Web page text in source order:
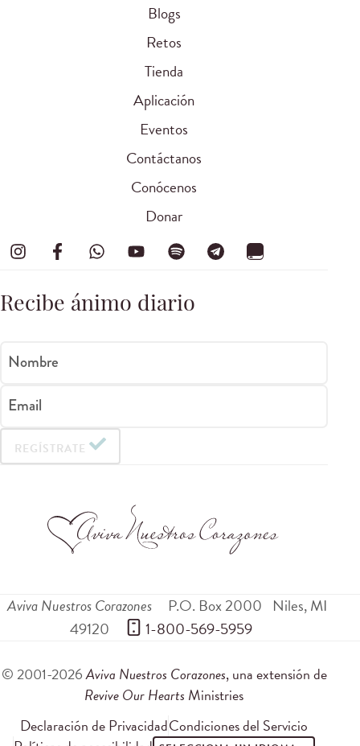
Blogs
Retos
Tienda
Aplicación
Eventos
Contáctanos
Conócenos
Donar
Recibe ánimo diario
Nombre
Email
REGÍSTRATE
Aviva Nuestros Corazones P.O. Box 2000 Niles,MI
49120
1-800-569-5959
© 2001-2026Aviva Nuestros Corazones, una extensión de
Revive Our Hearts Ministries
Declaración de PrivacidadCondiciones del Servicio